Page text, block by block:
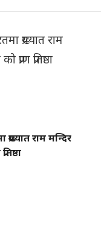
प्रख्यात राम मन्दिर